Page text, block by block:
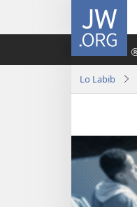
JW.ORG
Lo Labib